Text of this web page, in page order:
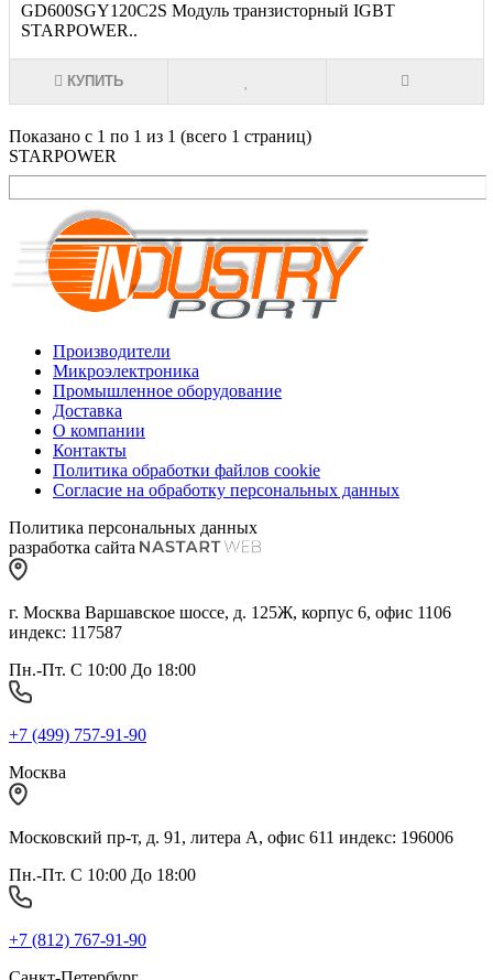
GD600SGY120C2S Модуль транзисторный IGBT
STARPOWER..
КУПИТЬ
Показано с 1 по 1 из 1 (всего 1 страниц)
STARPOWER
Производители
Микроэлектроника
Промышленное оборудование
Доставка
О компании
Контакты
Политика обработки файлов cookie
Согласие на обработку персональных данных
Политика персональных данных
разработка сайта
г. Москва Варшавское шоссе, д. 125Ж, корпус 6, офис 1106
индекс: 117587
Пн.-Пт. С 10:00 До 18:00
+7 (499) 757-91-90
Москва
Московский пр-т, д. 91, литера А, офис 611 индекс: 196006
Пн.-Пт. С 10:00 До 18:00
+7 (812) 767-91-90